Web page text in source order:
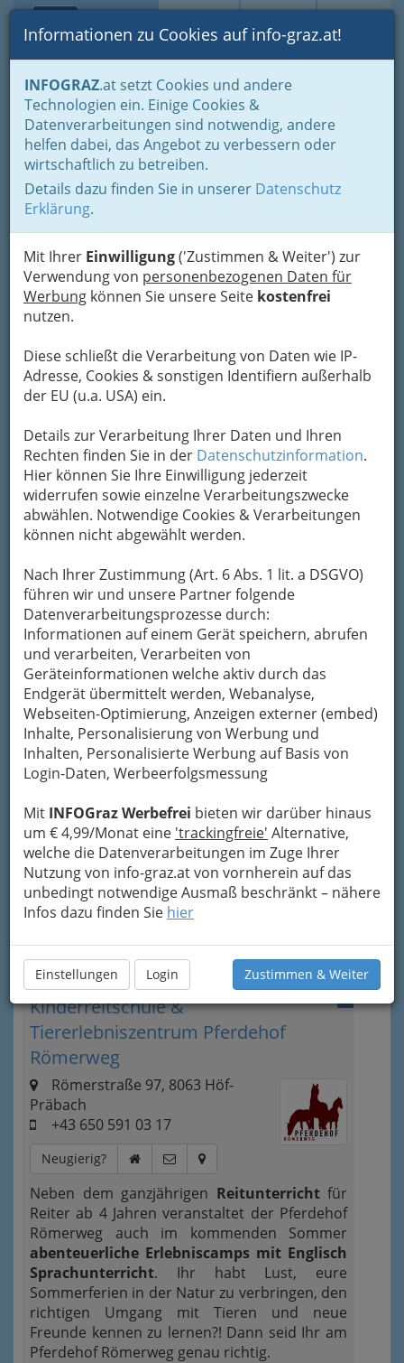
Suche Login Toggle
Informationen zu Cookies auf info-graz.at!
INFOGRAZ.at setzt Cookies und andere
Technologien ein. Einige Cookies &
Datenverarbeitungen sind notwendig, andere
helfen dabei, das Angebot zu verbessern oder
wirtschaftlich zu betreiben.
Details dazu finden Sie in unserer Datenschutz
Erklärung.
Mit Ihrer Einwilligung('Zustimmen & Weiter') zur
Verwendung von personenbezogenen Daten für
Werbung können Sie unsere Seite kostenfrei
nutzen.
Diese schließt die Verarbeitung von Daten wie IP-
Adresse, Cookies & sonstigen Identifiern außerhalb
der EU (u.a. USA) ein.
Details zur Verarbeitung Ihrer Daten und Ihren
Rechten finden Sie in der Datenschutzinformation.
Hier können Sie Ihre Einwilligung jederzeit
widerrufen sowie einzelne Verarbeitungszwecke
abwählen. Notwendige Cookies & Verarbeitungen
können nicht abgewählt werden.
Nach Ihrer Zustimmung (Art. 6 Abs. 1 lit. a DSGVO)
führen wir und unsere Partner folgende
Datenverarbeitungsprozesse durch:
Informationen auf einem Gerät speichern, abrufen
und verarbeiten, Verarbeiten von
Geräteinformationen welche aktiv durch das
Endgerät übermittelt werden, Webanalyse,
Webseiten-Optimierung, Anzeigen externer (embed)
Inhalte, Personalisierung von Werbung und
Inhalten, Personalisierte Werbung auf Basis von
Login-Daten, Werbeerfolgsmessung
Mit INFOGraz Werbefrei bieten wir darüber hinaus
um € 4,99/Monat eine 'trackingfreie' Alternative,
welche die Datenverarbeitungen im Zuge Ihrer
Nutzung von info-graz.at von vornherein auf das
unbedingt notwendige Ausmaß beschränkt – nähere
Infos dazu finden Sie hier
Einstellungen Login Zustimmen & Weiter
Home Lebens-Guide
Nachwuchs, Eltern - Familien
Ferien, Freizeit, Kultur für Kinder und Jugendliche
Kindergeburtstag – Ideen für Geschenke und Aktivitäten
Kindergeburtstag – Ideen
für Geschenke und
Aktivitäten
„Drei Dinge sind uns aus dem Paradies
geblieben: Die Sterne der Nacht, die Blumen des
Tages und die Augen der Kinder.“ Dante Alighieri
Ihr Kind wird Augen machen, wenn Sie es zu
besonderen Feierüberraschen! Im Raum Graz
und der übrigen Steiermark gibt es zahlreiche
Möglichkeiten, einenperfekten Geburtstag
entwedermit einer Gruppe von Freundenoder
mit der Familiezu verbringen.
Egal obTierparks ,Naturparks, Burgen
Museen, FreibäderoderThermen, die Vielfalt
anAusflugszielenist riesig. Wenn Sie etwas
Besonderes planen möchten, ist sowohl für
wissbegierigeals auch fürabenteuerhungrige
Kidssicher das Richtige dabei. Und eines steht
Spaß und Unterhaltung kommen bei
den untenstehenden Angeboten
keinesfalls zu kurz!
Bezirksauswahl
Alle Bezirke
Kinderreitschule &
Tiererlebniszentrum Pferdehof
Römerweg
Römerstraße 97, 8063 Höf-
Präbach
+43 650 591 03 17
Neugierig?
Neben dem ganzjährigen Reitunterricht für
Reiter ab 4 Jahren veranstaltet der Pferdehof
Römerweg auch im kommenden Sommer
abenteuerliche Erlebniscamps mit Englisch
Sprachunterricht. Ihr habt Lust, eure
Sommerferien in der Natur zu verbringen, den
richtigen Umgang mit Tieren und neue
Freunde kennen zu lernen?! Dann seid Ihr am
Pferdehof Römerweg genau richtig.